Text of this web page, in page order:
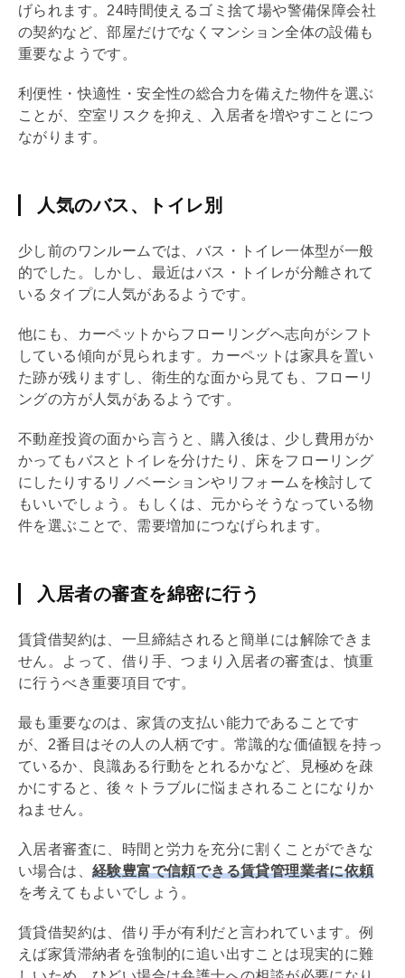
げられます。24時間使えるゴミ捨て場や警備保障会社
の契約など、部屋だけでなくマンション全体の設備も
重要なようです。
利便性・快適性・安全性の総合力を備えた物件を選ぶ
ことが、空室リスクを抑え、入居者を増やすことにつ
ながります。
人気のバス、トイレ別
少し前のワンルームでは、バス・トイレ一体型が一般
的でした。しかし、最近はバス・トイレが分離されて
いるタイプに人気があるようです。
他にも、カーペットからフローリングへ志向がシフト
している傾向が見られます。カーペットは家具を置い
た跡が残りますし、衛生的な面から見ても、フローリ
ングの方が人気があるようです。
不動産投資の面から言うと、購入後は、少し費用がか
かってもバスとトイレを分けたり、床をフローリング
にしたりする リノベーションや リフォーム を検討して
もいいでしょう。もしくは、元からそうなっている物
件を選ぶことで、需要増加につなげられます。
入居者の審査を綿密に行う
賃貸借契約は、一旦締結されると簡単には解除できま
せん。よって、借り手、つまり入居者の審査は、慎重
に行うべき重要項目です。
最も重要なのは、家賃の支払い能力であることです
が、2番目はその人の人柄です。常識的な価値観を持っ
ているか、良識ある行動をとれるかなど、見極めを疎
かにすると、後々トラブルに悩まされることになりか
ねません。
入居者審査に、時間と労力を充分に割くことができな
い場合は、 経験豊富で信頼できる賃貸管理業者に依頼
を考えてもよいでしょう。
賃貸借契約は、借り手が有利だと言われています。例
えば家賃滞納者を強制的に追い出すことは現実的に難